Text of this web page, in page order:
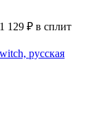
1 129 ₽ в сплит
русская